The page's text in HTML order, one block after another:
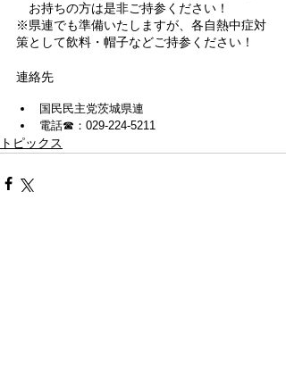
お持ちの方は是非ご持参ください！
※県連でも準備いたしますが、各自熱中症対
策として飲料・帽子などご持参ください！
連絡先
国民民主党茨城県連
電話☎：029-224-5211
トピックス